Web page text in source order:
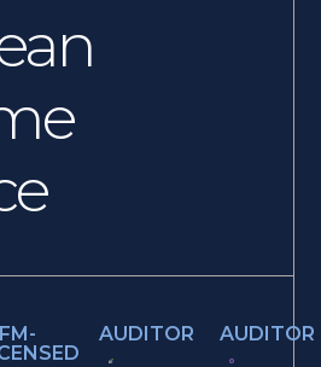
AUDITOR AUDITOR